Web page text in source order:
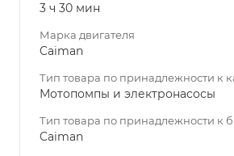
3 ч 30 мин
Марка двигателя
Caiman
Тип товара по принадлежности к
Мотопомпы и электронасосы
Тип товара по принадлежности к
Caiman